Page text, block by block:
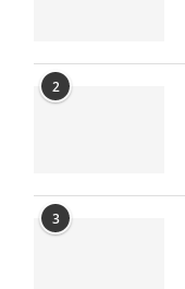
2
3